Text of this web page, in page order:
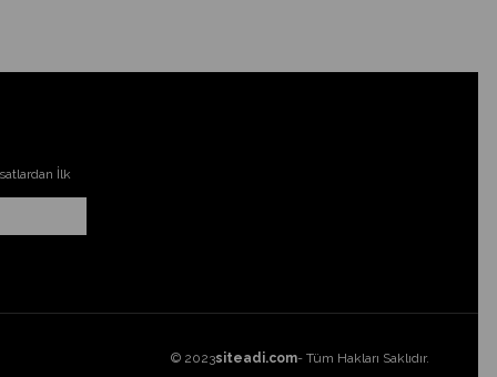
İlk
© 2023siteadi.com- Tüm Hakları Saklıdır.